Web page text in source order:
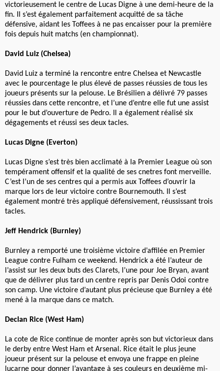
victorieusement le centre de Lucas Digne à une demi-heure de la
fin. Il s’est également parfaitement acquitté de sa tâche
défensive, aidant les Toffees à ne pas encaisser pour la première
fois depuis huit matchs (en championnat).
David Luiz (Chelsea)
David Luiz a terminé la rencontre entre Chelsea et Newcastle
avec le pourcentage le plus élevé de passes réussies de tous les
joueurs présents sur la pelouse. Le Brésilien a délivré 79 passes
réussies dans cette rencontre, et l’une d’entre elle fut une assist
pour le but d’ouverture de Pedro. Il a également réalisé six
dégagements et réussi ses deux tacles.
Lucas Digne (Everton)
Lucas Digne s’est très bien acclimaté à la Premier League où son
tempérament offensif et la qualité de ses cnetres font merveille.
C’est l’un de ses centres qui a permis aux Toffees d’ouvrir la
marque lors de leur victoire contre Bournemouth. Il s’est
également montré très appliqué défensivement, réussissant trois
tacles.
Jeff Hendrick (Burnley)
Burnley a remporté une troisième victoire d’affilée en Premier
League contre Fulham ce weekend. Hendrick a été l’auteur de
l’assist sur les deux buts des Clarets, l’une pour Joe Bryan, avant
que de délivrer plus tard un centre repris par Denis Odoi contre
son camp. Une victoire d’autant plus précieuse que Burnley a été
mené à la marque dans ce match.
Declan Rice (West Ham)
La cote de Rice continue de monter après son but victorieux dans
le derby entre West Ham et Arsenal. Rice était le plus jeune
joueur présent sur la pelouse et envoya une frappe en pleine
lucarne pour donner l’avantage à ses couleurs en deuxième mi-